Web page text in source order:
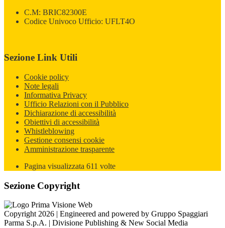
C.M: BRIC82300E
Codice Univoco Ufficio: UFLT4O
Sezione Link Utili
Cookie policy
Note legali
Informativa Privacy
Ufficio Relazioni con il Pubblico
Dichiarazione di accessibilità
Obiettivi di accessibilità
Whistleblowing
Gestione consensi cookie
Amministrazione trasparente
Pagina visualizzata 611 volte
Sezione Copyright
Copyright 2026 | Engineered and powered by Gruppo Spaggiari
Parma S.p.A. | Divisione Publishing & New Social Media